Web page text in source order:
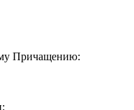
Причащению: